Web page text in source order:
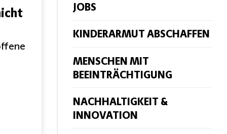
JOBS
KINDERARMUT ABSCHAFFEN
MENSCHEN MIT
BEEINTRÄCHTIGUNG
NACHHALTIGKEIT &
INNOVATION